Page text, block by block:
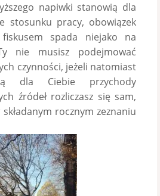
napiwki stanowią dla
stosunku pracy, obowiązek
spada niejako na
nie musisz podejmować
czynności, jeżeli natomiast
dla Ciebie przychody
źródeł rozliczasz się sam,
rocznym zeznaniu